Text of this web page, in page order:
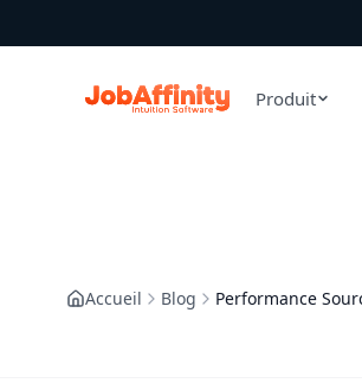
Produit
Accueil Blog Performance